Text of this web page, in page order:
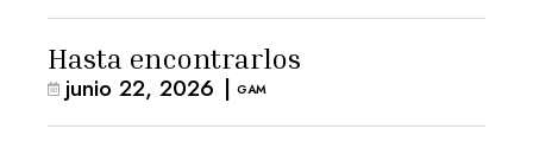
Hasta encontrarlos
junio 22, 2026 | GAM